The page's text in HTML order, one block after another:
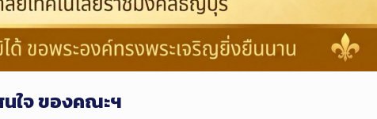
ใจ ของคณะฯ